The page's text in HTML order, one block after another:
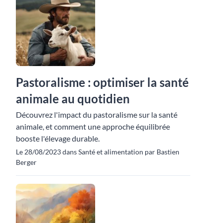
Pastoralisme : optimiser la santé
animale au quotidien
Découvrez l'impact du pastoralisme sur la santé
animale, et comment une approche équilibrée
booste l'élevage durable.
Le 28/08/2023 dans Santé et alimentation par Bastien
Berger